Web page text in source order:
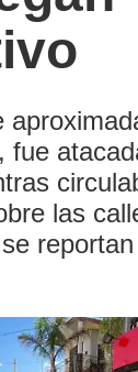
fue
las